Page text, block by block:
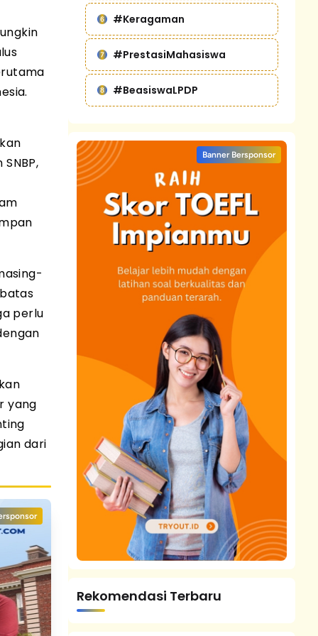
perlu
yang
dari
#Keragaman
#PrestasiMahasiswa
#BeasiswaLPDP
Banner Bersponsor
Rekomendasi Terbaru